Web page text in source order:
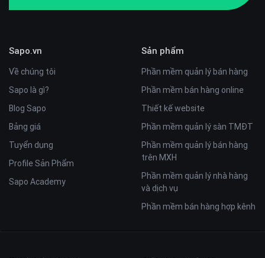
Sapo.vn
Về chúng tôi
Sapo là gì?
Blog Sapo
Bảng giá
Tuyển dụng
Profile Sản Phẩm
Sapo Academy
Sản phẩm
Phần mềm quản lý bán hàng
Phần mềm bán hàng online
Thiết kế website
Phần mềm quản lý sàn TMĐT
Phần mềm quản lý bán hàng
trên MXH
Phần mềm quản lý nhà hàng
và dịch vụ
Phần mềm bán hàng hợp kênh